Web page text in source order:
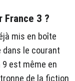
France 3 ?
mis en boîte
dans le courant
est même en
de la fiction